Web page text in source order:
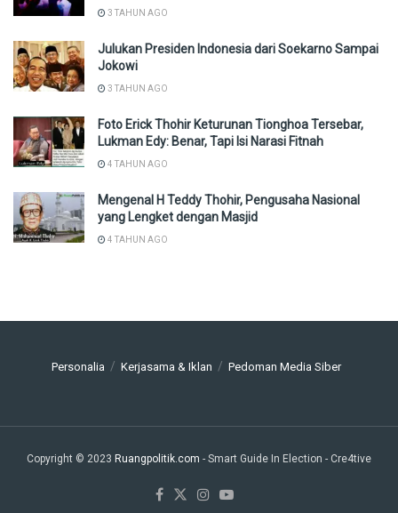
3 TAHUN AGO
Julukan Presiden Indonesia dari Soekarno Sampai
Jokowi
3 TAHUN AGO
Foto Erick Thohir Keturunan Tionghoa Tersebar,
Lukman Edy: Benar, Tapi Isi Narasi Fitnah
4 TAHUN AGO
Mengenal H Teddy Thohir, Pengusaha Nasional
yang Lengket dengan Masjid
4 TAHUN AGO
Personalia Kerjasama & Iklan Pedoman Media Siber
Copyright © 2023 Ruangpolitik.com - Smart Guide In Election - Cre4tive